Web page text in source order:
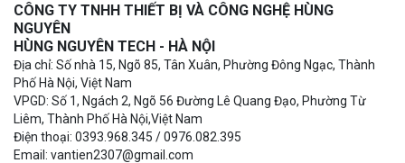
CÔNG TY TNHH THIẾT BỊ VÀ CÔNG NGHỆ HÙNG
NGUYÊN
HÙNG NGUYÊN TECH - HÀ NỘI
Địa chỉ: Số nhà 15, Ngõ 85, Tân Xuân, Phường Đông Ngạc, Thành
Phố Hà Nội, Việt Nam
VPGD: Số 1, Ngách 2, Ngõ 56 Đường Lê Quang Đạo, Phường Từ
Liêm, Thành Phố Hà Nội,Việt Nam
Điện thoại: 0393.968.345 / 0976.082.395
Email: vantien2307@gmail.com